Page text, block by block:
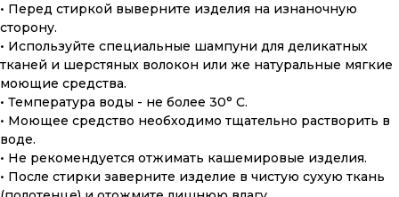
• Перед стиркой выверните изделия на изнаночную
сторону.
• Используйте специальные шампуни для деликатных
тканей и шерстяных волокон или же натуральные мягкие
моющие средства.
• Температура воды - не более 30° С.
• Моющее средство необходимо тщательно растворить в
воде.
• Не рекомендуется отжимать кашемировые изделия.
• После стирки заверните изделие в чистую сухую ткань